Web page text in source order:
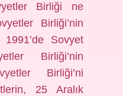
Birliği ne
Birliği’nin
1991’de Sovyet
Birliği’nin
Birliği’ni
25 Aralık